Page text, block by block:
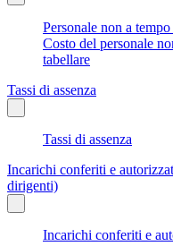
Personale non a
Costo del personale
tabellare
Tassi di assenza
Tassi di assenza
Incarichi conferiti e
dirigenti)
Incarichi conferiti e